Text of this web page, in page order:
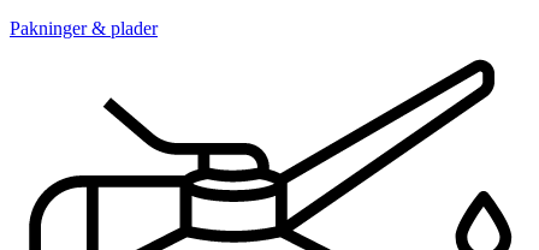
Pakninger & plader